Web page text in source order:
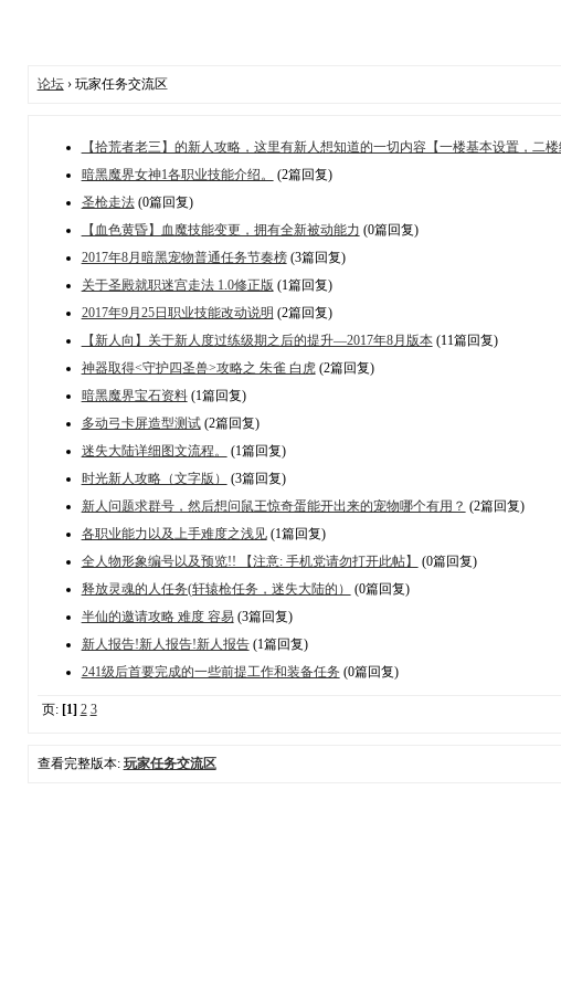
论坛› 玩家任务交流区
【拾荒者老三】的新人攻略，这里有新人想知道的一切内容【一楼基本设置，二
暗黑魔界女神1各职业技能介绍。
(2篇回复)
圣枪走法(0篇回复)
【血色黄昏】血魔技能变更，拥有全新被动能力 (0篇回复)
2017年8月暗黑宠物普通任务节奏榜(3篇回复)
关于圣殿就职迷宫走法 1.0修正版 (1篇回复)
2017年9月25日职业技能改动说明 (2篇回复)
【新人向】关于新人度过练级期之后的提升—2017年8月版本(11篇回复)
神器取得<守护四圣兽>攻略之 朱雀 白虎(2篇回复)
暗黑魔界宝石资料(1篇回复)
多动弓卡屏造型测试(2篇回复)
迷失大陆详细图文流程。
(1篇回复)
时光新人攻略（文字版）
(3篇回复)
新人问题求群号，然后想问鼠王惊奇蛋能开出来的宠物哪个有用？ (2篇回复)
各职业能力以及上手难度之浅见(1篇回复)
全人物形象编号以及预览!! 【注意: 手机党请勿打开此帖】
(0篇回复)
释放灵魂的人任务(轩辕枪任务，迷失大陆的）
(0篇回复)
半仙的邀请攻略 难度 容易(3篇回复)
新人报告!新人报告!新人报告(1篇回复)
241级后首要完成的一些前提工作和装备任务 (0篇回复)
页: [1] 2 3
查看完整版本: 玩家任务交流区